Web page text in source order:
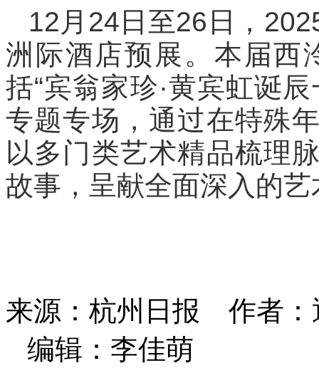
12月24日至26日，
洲际酒店预展。本届西
括“宾翁家珍·黄宾虹诞
专题专场，通过在特殊
以多门类艺术精品梳理
故事，呈献全面深入的
来源：杭州日报 作者：
编辑：李佳萌